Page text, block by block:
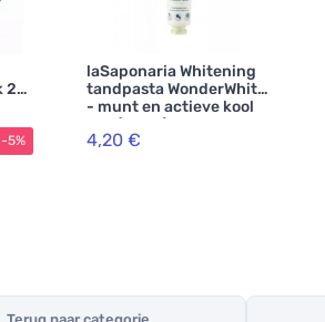
25
-5%
laSaponaria Whitening
tandpasta WonderWhite
- munt en actieve kool
4,20 €